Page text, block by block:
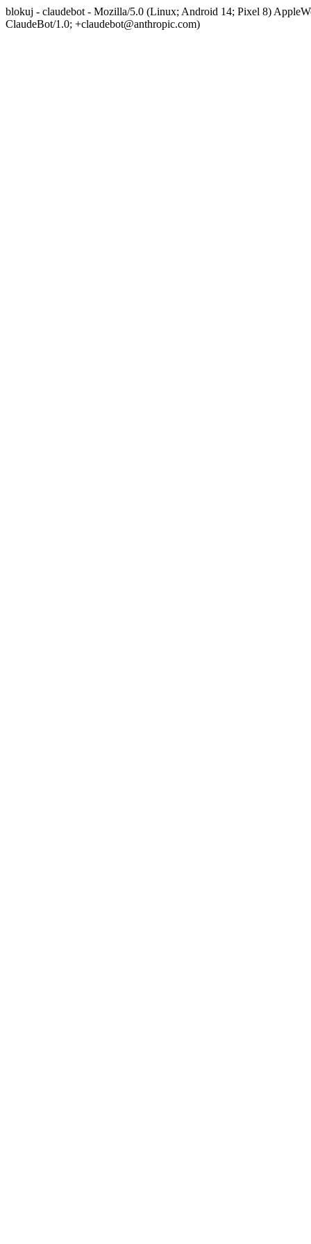
blokuj - claudebot - Mozilla/5.0 (Linux; Android 14; Pixel 8)
ClaudeBot/1.0; +claudebot@anthropic.com)